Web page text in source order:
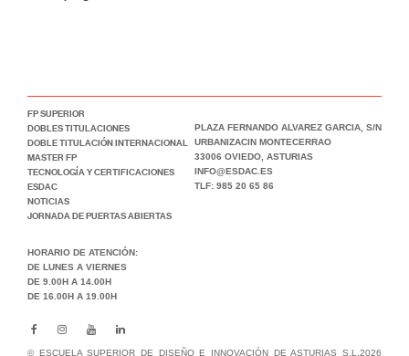
FP SUPERIOR
DOBLES TITULACIONES
DOBLE TITULACIÓN INTERNACIONAL
MASTER FP
TECNOLOGÍA Y CERTIFICACIONES
ESDAC
NOTICIAS
JORNADA DE PUERTAS ABIERTAS
PLAZA FERNANDO ALVAREZ GARCIA, S/N
URBANIZACIN MONTECERRAO
33006 OVIEDO, ASTURIAS
INFO@ESDAC.ES
TLF: 985 20 65 86
HORARIO DE ATENCIÓN:
DE LUNES A VIERNES
DE 9.00H A 14.00H
DE 16.00H A 19.00H
© ESCUELA SUPERIOR DE DISEÑO E INNOVACIÓN DE ASTURIAS S.L.2026